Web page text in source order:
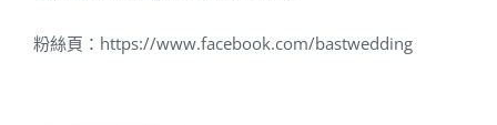
粉絲頁： https://www.facebook.com/bastwedding